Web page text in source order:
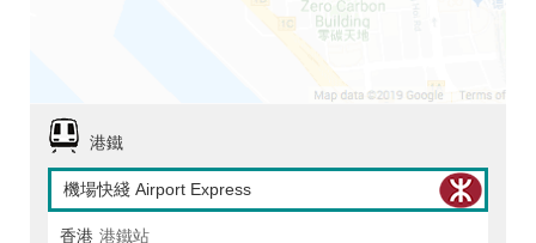
港鐵
機場快綫 Airport Express
香港 港鐵站